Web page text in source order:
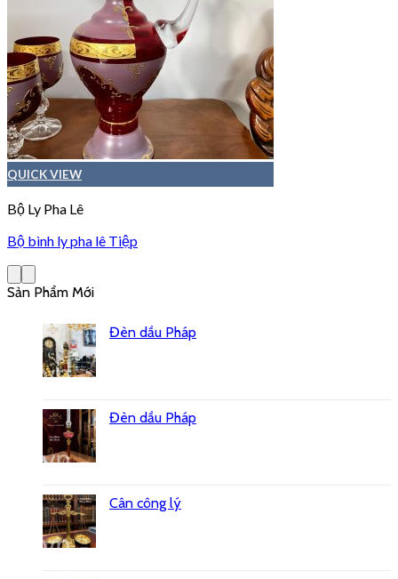
QUICK VIEW
Bộ Ly Pha Lê
Bộ bình ly pha lê Tiệp
Sản Phẩm Mới
Đèn dầu Pháp
Đèn dầu Pháp
Cân công lý